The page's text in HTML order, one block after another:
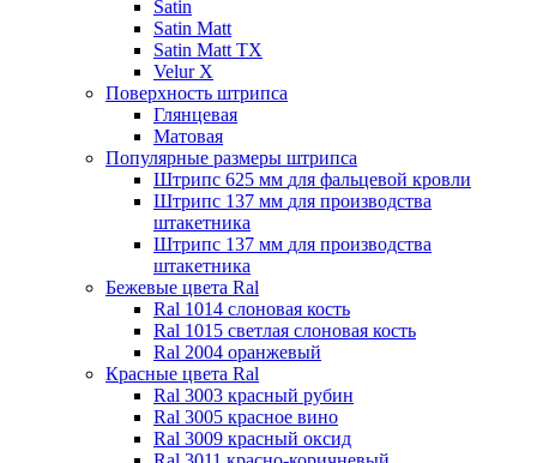
Satin
Satin Мatt
Satin Matt TX
Velur X
Поверхность штрипса
Глянцевая
Матовая
Популярные размеры штрипса
Штрипс 625 мм для фальцевой кровли
Штрипс 137 мм для производства
штакетника
Штрипс 137 мм для производства
штакетника
Бежевые цвета Ral
Ral 1014 слоновая кость
Ral 1015 светлая слоновая кость
Ral 2004 оранжевый
Красные цвета Ral
Ral 3003 красный рубин
Ral 3005 красное вино
Ral 3009 красный оксид